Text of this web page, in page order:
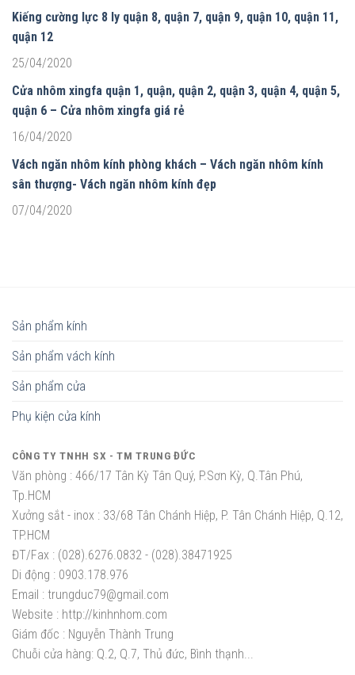
Kiếng cường lực 8 ly quận 8, quận 7, quận 9, quận 10, quận 11,
quận 12
25/04/2020
Cửa nhôm xingfa quận 1, quận, quận 2, quận 3, quận 4, quận 5,
quận 6 – Cửa nhôm xingfa giá rẻ
16/04/2020
Vách ngăn nhôm kính phòng khách – Vách ngăn nhôm kính
sân thượng- Vách ngăn nhôm kính đẹp
07/04/2020
Sản phẩm kính
Sản phẩm vách kính
Sản phẩm cửa
Phụ kiện cửa kính
CÔNG TY TNHH SX - TM TRUNG ĐỨC
Văn phòng : 466/17 Tân Kỳ Tân Quý, P.Sơn Kỳ, Q.Tân Phú,
Tp.HCM
Xưởng sắt - inox : 33/68 Tân Chánh Hiệp, P. Tân Chánh Hiệp, Q.12,
TP.HCM
ĐT/Fax : (028).6276.0832 - (028).38471925
Di động : 0903.178.976
Email : trungduc79@gmail.com
Website : http://kinhnhom.com
Giám đốc : Nguyễn Thành Trung
Chuỗi cửa hàng: Q.2, Q.7, Thủ đức, Bình thạnh...